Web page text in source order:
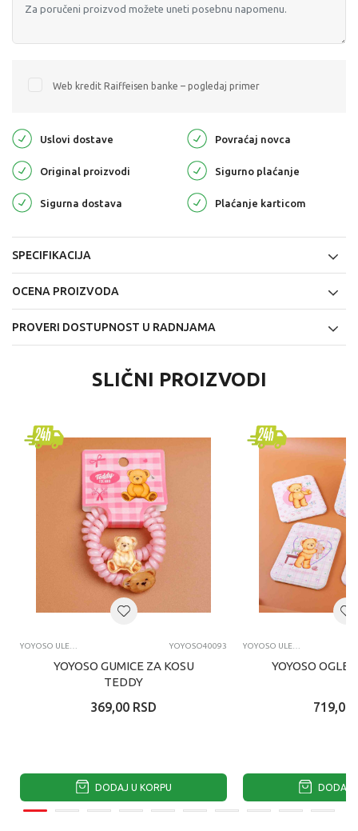
Web kredit Raiffeisen banke – pogledaj primer
Uslovi dostave Povraćaj novca
Original proizvodi Sigurno plaćanje
Sigurna dostava Plaćanje karticom
SPECIFIKACIJA
OCENA PROIZVODA
PROVERI DOSTUPNOST U RADNJAMA
SLIČNI PROIZVODI
YOYOSO40093
YOYOSO GUMICE ZA KOSU
TEDDY
369,00 RSD
DODAJ U KORPU
YOYOSO
719,00
DODAJ